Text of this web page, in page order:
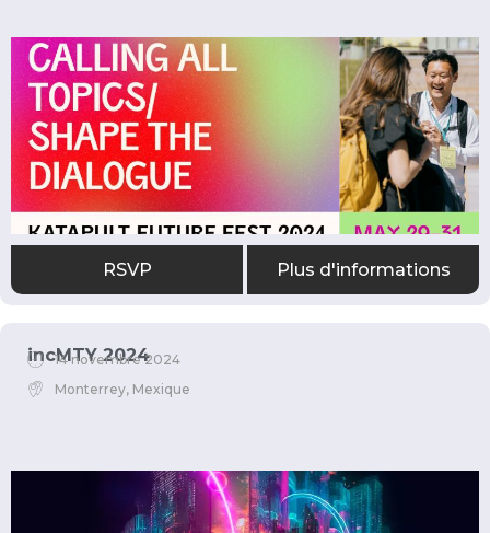
RSVP Plus d'informations
14 novembre 2024
Monterrey, Mexique
incMTY 2024